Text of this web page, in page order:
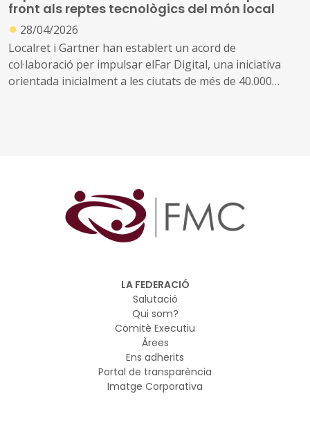
front als reptes tecnològics del món local
● 28/04/2026
Localret i Gartner han establert un acord de
col·laboració per impulsar elFar Digital, una iniciativa
orientada inicialment a les ciutats de més de 40.000
LA FEDERACIÓ
Salutació
Qui som?
Comitè Executiu
Àrees
Ens adherits
Portal de transparència
Imatge Corporativa